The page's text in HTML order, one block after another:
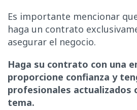
Es importante mencionar
haga un contrato
asegurar el negocio.
Haga su contrato con una
proporcione confianza y
profesionales actualizados
tema.